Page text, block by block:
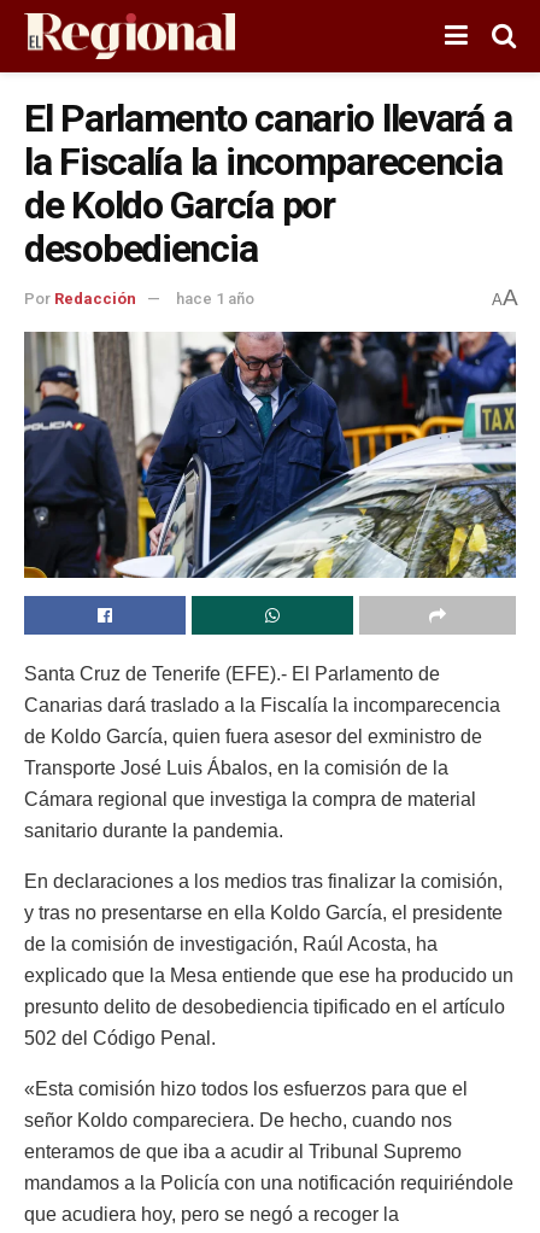
El Parlamento canario llevará a
la Fiscalía la incomparecencia
de Koldo García por
desobediencia
Por Redacción hace 1 año AA
Santa Cruz de Tenerife (EFE).- El Parlamento de
Canarias dará traslado a la Fiscalía la incomparecencia
de Koldo García, quien fuera asesor del exministro de
Transporte José Luis Ábalos, en la comisión de la
Cámara regional que investiga la compra de material
sanitario durante la pandemia.
En declaraciones a los medios tras finalizar la comisión,
y tras no presentarse en ella Koldo García, el presidente
de la comisión de investigación, Raúl Acosta, ha
explicado que la Mesa entiende que ese ha producido un
presunto delito de desobediencia tipificado en el artículo
502 del Código Penal.
«Esta comisión hizo todos los esfuerzos para que el
señor Koldo compareciera. De hecho, cuando nos
enteramos de que iba a acudir al Tribunal Supremo
mandamos a la Policía con una notificación requiriéndole
que acudiera hoy, pero se negó a recoger la